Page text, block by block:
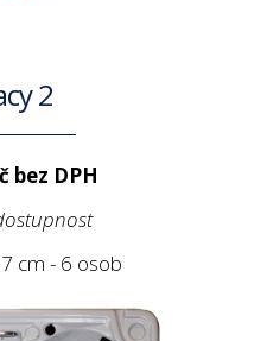
2
bez DPH
cm - 6 osob